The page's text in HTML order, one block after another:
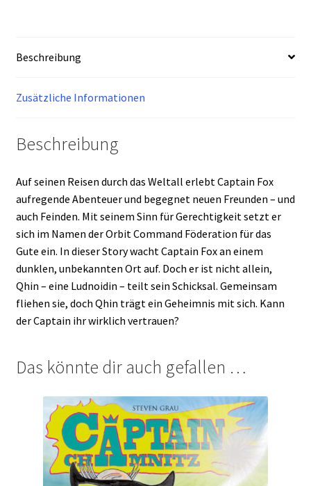
Beschreibung
Zusätzliche Informationen
Beschreibung
Auf seinen Reisen durch das Weltall erlebt Captain Fox
aufregende Abenteuer und begegnet neuen Freunden – und
auch Feinden. Mit seinem Sinn für Gerechtigkeit setzt er
sich im Namen der Orbit Command Föderation für das
Gute ein. In dieser Story wacht Captain Fox an einem
dunklen, unbekannten Ort auf. Doch er ist nicht allein,
Qhin – eine Ludnoidin – teilt sein Schicksal. Gemeinsam
fliehen sie, doch Qhin trägt ein Geheimnis mit sich. Kann
der Captain ihr wirklich vertrauen?
Das könnte dir auch gefallen …